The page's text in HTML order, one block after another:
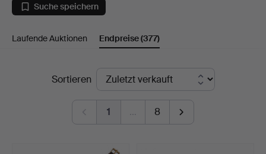
Balclis
Suche speichern
Laufende Auktionen Endpreise(377)
EndpreiseSortieren
1 … 8